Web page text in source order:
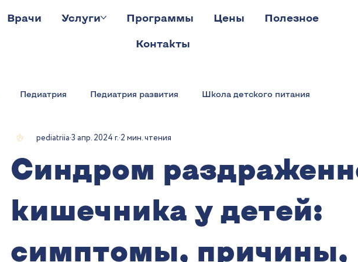
Врачи Услуги Программы Цены
Полезное
Контакты
Педиатрия Педиатрия развития Школа детского питания
Синдром
кишечника у детей:
симптомы, причины,
pediatriia 3 апр. 2024 г. 2 мин. чтения